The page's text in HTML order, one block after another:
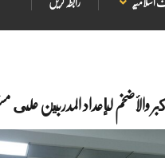
والأضخم لإعداد المدربين